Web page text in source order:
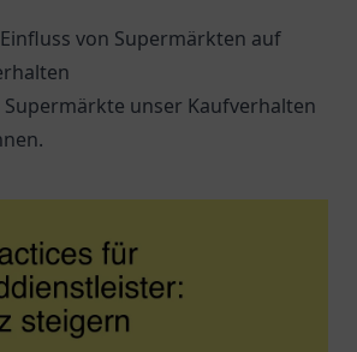
von Supermärkten auf
Supermärkte unser Kaufverhalten